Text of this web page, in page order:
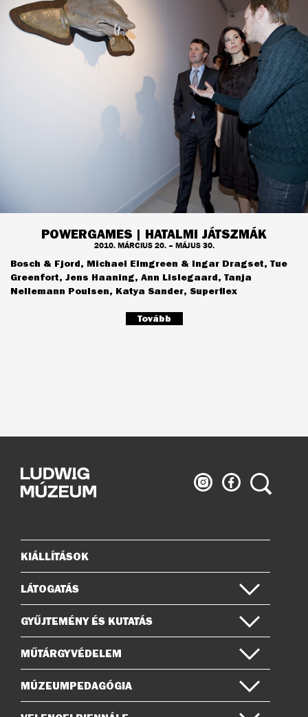
POWERGAMES | HATALMI JÁTSZMÁK
2010. MÁRCIUS 20. – MÁJUS 30.
Bosch & Fjord, Michael Elmgreen & Ingar Dragset, Tue
Greenfort, Jens Haaning, Ann Lislegaard, Tanja
Nellemann Poulsen, Katya Sander, Superflex
Tovább
Ludwig
Múzeum
Ludwig
Múzeum
Keresés
Oldaltérkép
KIÁLLÍTÁSOK
LÁTOGATÁS
GYŰJTEMÉNY ÉS KUTATÁS
MŰTÁRGYVÉDELEM
MÚZEUMPEDAGÓGIA